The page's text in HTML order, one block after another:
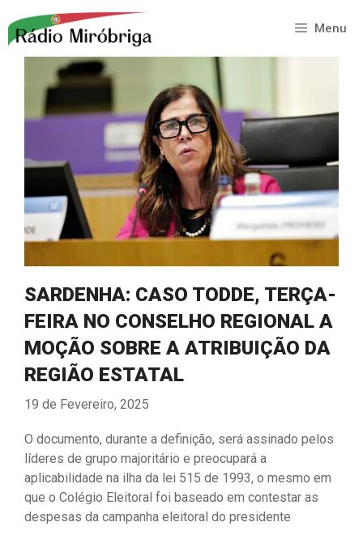
para
Menu
SARDENHA: CASO TODDE, TERÇA-
FEIRA NO CONSELHO REGIONAL A
MOÇÃO SOBRE A ATRIBUIÇÃO DA
REGIÃO ESTATAL
19 de Fevereiro, 2025
O documento, durante a definição, será assinado pelos
líderes de grupo majoritário e preocupará a
aplicabilidade na ilha da lei 515 de 1993, o mesmo em
que o Colégio Eleitoral foi baseado em contestar as
despesas da campanha eleitoral do presidente